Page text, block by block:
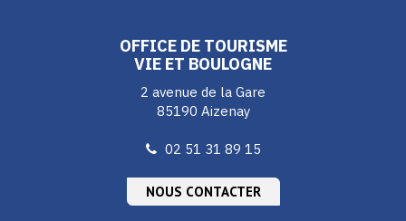
OFFICE DE TOURISME
VIE ET BOULOGNE
2 avenue de la Gare
85190 Aizenay
02 51 31 89 15
NOUS CONTACTER